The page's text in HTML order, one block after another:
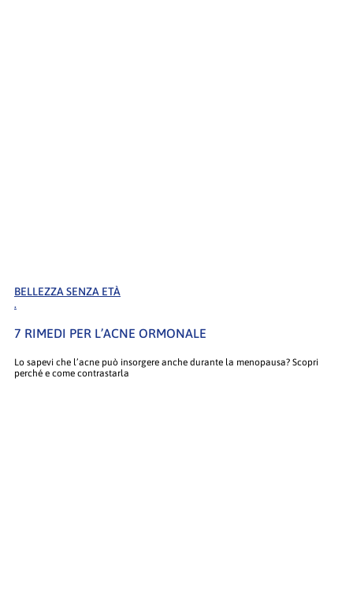
BELLEZZA SENZA ETÀ
.
7 RIMEDI PER L’ACNE ORMONALE
Lo sapevi che l’acne può insorgere anche durante la menopausa? Scopri
perché e come contrastarla